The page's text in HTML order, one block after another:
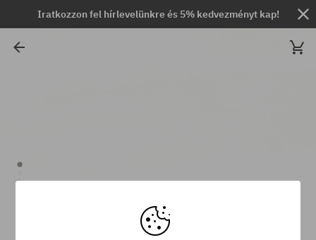
Iratkozzon fel hírlevelünkre és 5% kedvezményt kap!